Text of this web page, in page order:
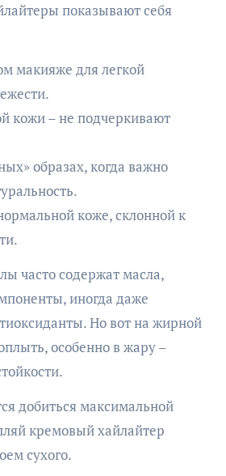
показывают себя
макияже для легкой
кожи – не подчеркивают
образах, когда важно
коже, склонной к
часто содержат масла,
иногда даже
Но вот на жирной
особенно в жару –
добиться максимальной
кремовый хайлайтер
сухого.